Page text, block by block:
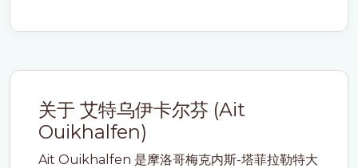
关于 艾特乌伊卡尔芬 (Ait
Ouikhalfen)
Ait Ouikhalfen 是摩洛哥梅克内斯-塔菲拉勒特大